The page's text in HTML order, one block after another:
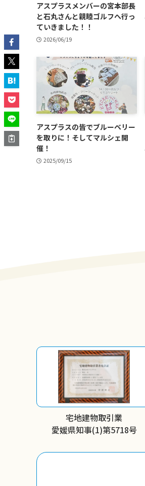
アスプラスメンバーの宮本部長
と石丸さんと親睦ゴルフへ行っ
ていきました！！
2026/06/19
アスプラスの皆でブルーベリー
を取りに！そしてマルシェ開
催！
2025/09/15
宅地建物取引業
愛媛県知事(1)第5718号